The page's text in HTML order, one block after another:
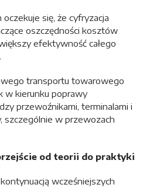
się, że cyfryzacja
oszczędności kosztów
efektywność całego
transportu towarowego
w kierunku poprawy
przewoźnikami, terminalami i
szczególnie w przewozach
od teorii do praktyki
wcześniejszych